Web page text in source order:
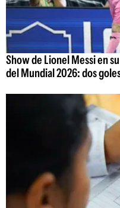
Show de Lionel Messi en
del Mundial 2026: dos